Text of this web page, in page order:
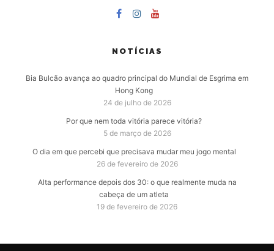
NOTÍCIAS
Bia Bulcão avança ao quadro principal do Mundial de Esgrima em
Hong Kong
24 de julho de 2026
Por que nem toda vitória parece vitória?
5 de março de 2026
O dia em que percebi que precisava mudar meu jogo mental
26 de fevereiro de 2026
Alta performance depois dos 30: o que realmente muda na
cabeça de um atleta
19 de fevereiro de 2026